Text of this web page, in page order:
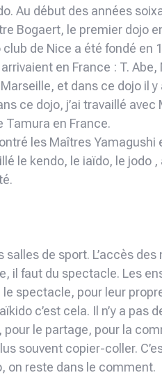
Au début des années
Bogaert, le premier dojo
de Nice a été fondé en
en France : T.
et dans ce dojo il
ce dojo, j’ai travaillé avec
Tamura en France.
les Maîtres Yamagushi
le kendo, le iaïdo, le jodo
de sport. L’accès
il faut du spectacle. Les
spectacle, pour leur
c’est cela. Il n’y a pas
le partage, pour la
souvent copier-coller.
on reste dans le comment.